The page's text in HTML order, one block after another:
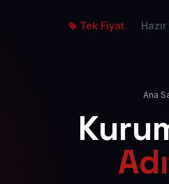
Tek Fiyat
Ana